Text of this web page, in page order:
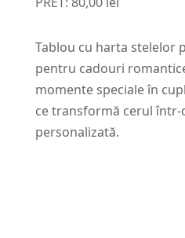
Tablou cu harta stelelor
pentru cadouri
momente speciale în
ce transformă cerul
personalizată.